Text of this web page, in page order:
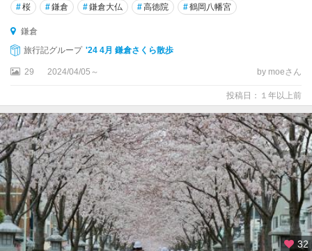
#桜 #鎌倉 #鎌倉大仏 #高徳院 #鶴岡八幡宮
鎌倉
旅行記グループ '24 4月 鎌倉さくら散歩
29 2024/04/05～ by moeさん
投稿日：１年以上前
32